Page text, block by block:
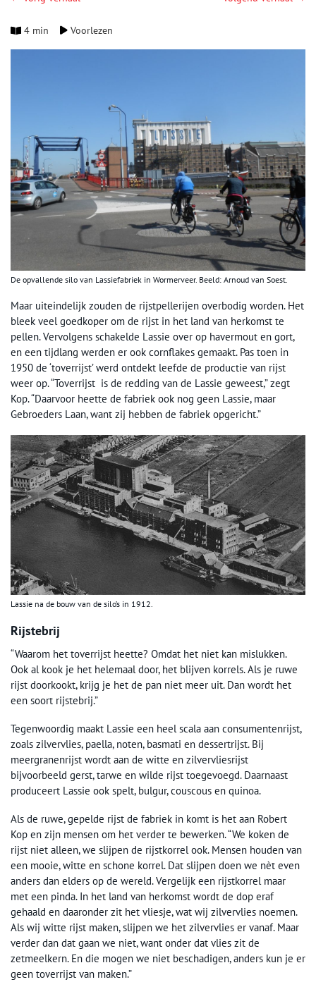
4 min Voorlezen
De opvallende silo van Lassiefabriek in Wormerveer. Beeld: Arnoud van Soest.
Maar uiteindelijk zouden de rijstpellerijen overbodig worden. Het
bleek veel goedkoper om de rijst in het land van herkomst te
pellen. Vervolgens schakelde Lassie over op havermout en gort,
en een tijdlang werden er ook cornflakes gemaakt. Pas toen in
1950 de ‘toverrijst’ werd ontdekt leefde de productie van rijst
weer op. “Toverrijst is de redding van de Lassie geweest,” zegt
Kop. “Daarvoor heette de fabriek ook nog geen Lassie, maar
Gebroeders Laan, want zij hebben de fabriek opgericht.”
Lassie na de bouw van de silo’s in 1912.
Rijstebrij
“Waarom het toverrijst heette? Omdat het niet kan mislukken.
Ook al kook je het helemaal door, het blijven korrels. Als je ruwe
rijst doorkookt, krijg je het de pan niet meer uit. Dan wordt het
een soort rijstebrij.”
Tegenwoordig maakt Lassie een heel scala aan consumentenrijst,
zoals zilvervlies, paella, noten, basmati en dessertrijst. Bij
meergranenrijst wordt aan de witte en zilvervliesrijst
bijvoorbeeld gerst, tarwe en wilde rijst toegevoegd. Daarnaast
produceert Lassie ook spelt, bulgur, couscous en quinoa.
Als de ruwe, gepelde rijst de fabriek in komt is het aan Robert
Kop en zijn mensen om het verder te bewerken. “We koken de
rijst niet alleen, we slijpen de rijstkorrel ook. Mensen houden van
een mooie, witte en schone korrel. Dat slijpen doen we nèt even
anders dan elders op de wereld. Vergelijk een rijstkorrel maar
met een pinda. In het land van herkomst wordt de dop eraf
gehaald en daaronder zit het vliesje, wat wij zilvervlies noemen.
Als wij witte rijst maken, slijpen we het zilvervlies er vanaf. Maar
verder dan dat gaan we niet, want onder dat vlies zit de
zetmeelkern. En die mogen we niet beschadigen, anders kun je er
geen toverrijst van maken.”